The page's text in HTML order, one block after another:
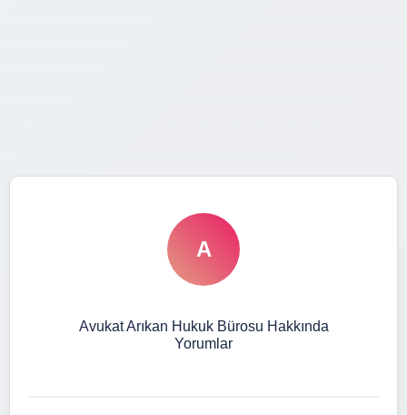
A
Avukat Arıkan Hukuk Bürosu Hakkında
Yorumlar